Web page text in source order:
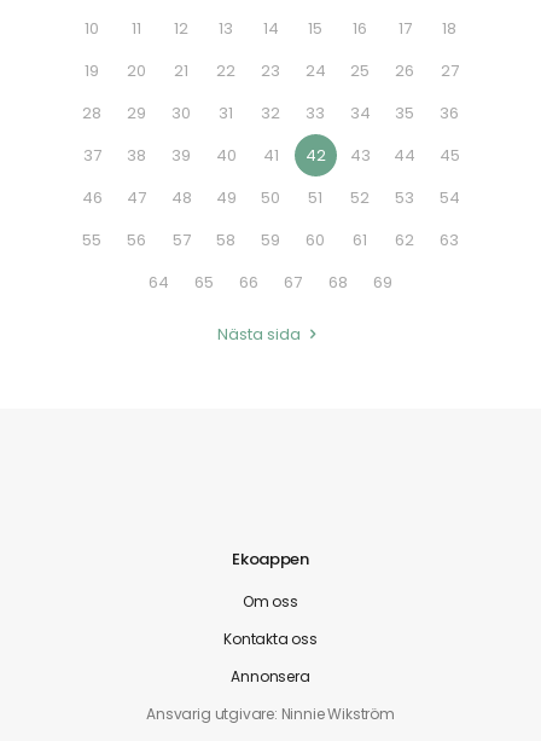
10
11 12 13 14 15 16 17
18
19
20 21 22 23 24 25 26
27
28
29 30 31 32 33 34 35
36
37
38 39 40 41 42 43 44
45
46
47 48 49 50 51 52 53
54
55
56 57 58 59 60 61 62
63
64
65 66 67 68 69
Nästa sida
Ekoappen
Om oss
Kontakta oss
Annonsera
Ansvarig utgivare: Ninnie Wikström